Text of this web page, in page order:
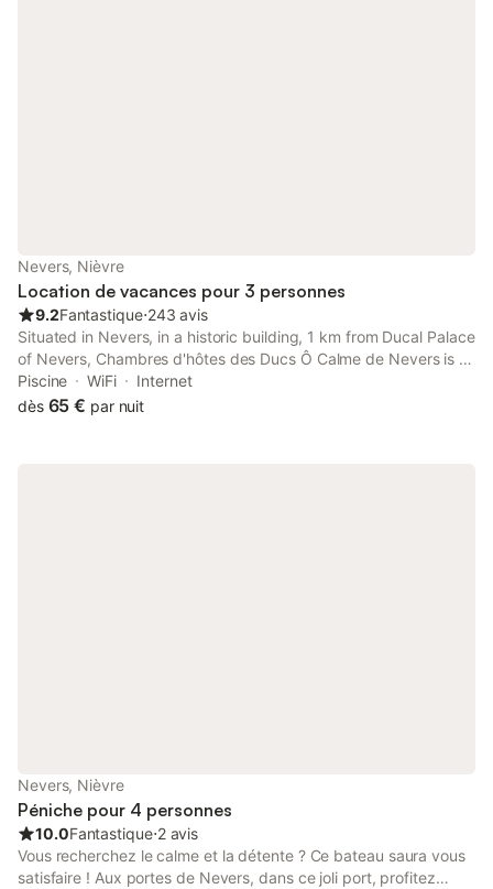
Nevers, Nièvre
Location de vacances pour 3 personnes
9.2Fantastique⋅243 avis
Situated in Nevers, in a historic building, 1 km from Ducal Palace
of Nevers, Chambres d'hôtes des Ducs Ô Calme de Nevers is a
bed and breakfast with a seasonal outdoor swimming pool and
garden.
Piscine WiFi
Internet
dès 65 € par nuit
Nevers, Nièvre
Péniche pour 4 personnes
10.0Fantastique⋅2 avis
Vous recherchez le calme et la détente ? Ce bateau saura vous
satisfaire ! Aux portes de Nevers, dans ce joli port, profitez